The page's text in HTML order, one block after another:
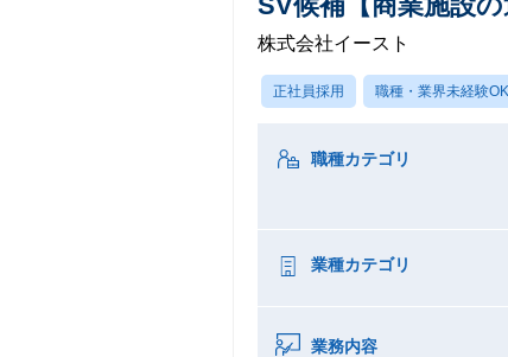
株式会社イースト
正社員採用 職種・業界未経験OK
職種カテゴリ
業種カテゴリ
業務内容